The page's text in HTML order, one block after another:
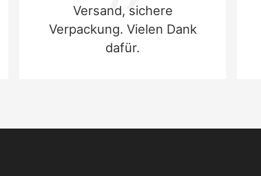
Versand, sichere
Verpackung. Vielen Dank
dafür.